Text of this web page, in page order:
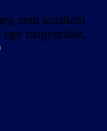
nem kezdtem
magyarítást,